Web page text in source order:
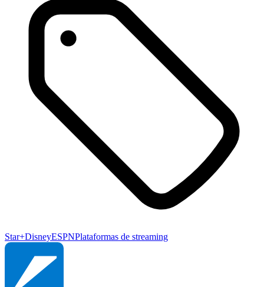
Star+DisneyESPNPlataformas de streaming